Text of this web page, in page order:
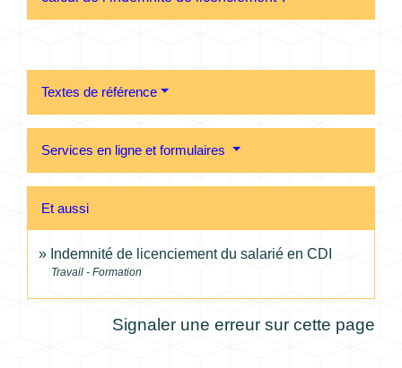
Textes de référence
Services en ligne et formulaires
Et aussi
Indemnité de licenciement du salarié en CDI
Travail - Formation
Signaler une erreur sur cette page